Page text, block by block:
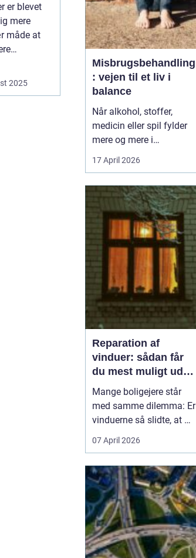
er blevet
mere
måde at
2025
Misbrugsbehandling
: vejen til et liv i
balance
Når alkohol, stoffer,
medicin eller spil fylder
mere og mere i
hverdagen, bliver
grænsen mellem vane
sløret. Mange forsøger
længe at klare sig selv,
men for en stor del viser
erfaringen, at...
17 April 2026
Reparation af
vinduer: sådan får
du mest muligt ud af
dine gamle vinduer
Mange boligejere står
med samme dilemma: Er
vinduerne så slidte, at de
bør skiftes, eller kan de
repareres og få nyt liv? I
kan en grundig
reparation af vinduer
være en både økon...
07 April 2026